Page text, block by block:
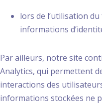
lors de l’utilisation
informations
Par ailleurs, notre site
Analytics, qui permettent
interactions des
informations stockées ne